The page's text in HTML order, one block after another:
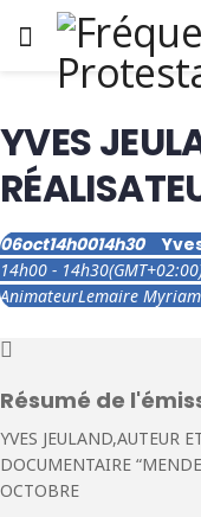
YVES
06oct14h0014h30
14h00 - 14h30
AnimateurLemaire Myriam
Résumé de
YVES JEULAND,AUTEUR
DOCUMENTAIRE
OCTOBRE